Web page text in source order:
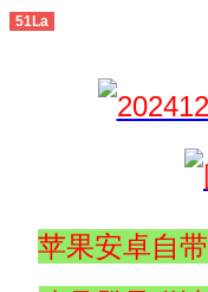
51La
苹果安卓自